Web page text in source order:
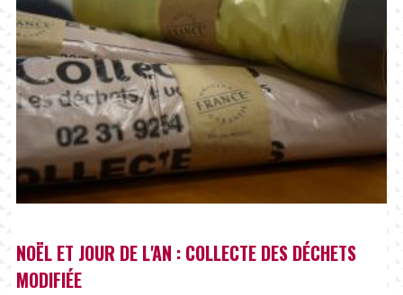
NOËL ET JOUR DE L'AN : COLLECTE DES DÉCHETS
MODIFIÉE